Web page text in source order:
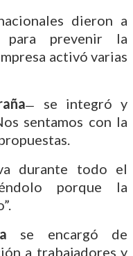
dieron a
para prevenir la
activó varias
̶ se integró y
sentamos con la
durante todo el
porque la
se encargó de
a trabajadores y